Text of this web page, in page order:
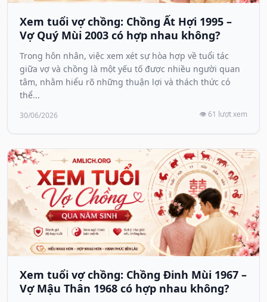
Xem tuổi vợ chồng: Chồng Ất Hợi 1995 –
Vợ Quý Mùi 2003 có hợp nhau không?
Trong hôn nhân, việc xem xét sự hòa hợp về tuổi tác
giữa vợ và chồng là một yếu tố được nhiều người quan
tâm, nhằm hiểu rõ những thuận lợi và thách thức có
thể...
30/06/2026 👁️ 61 lượt xem
Xem tuổi vợ chồng: Chồng Đinh Mùi 1967 –
Vợ Mậu Thân 1968 có hợp nhau không?